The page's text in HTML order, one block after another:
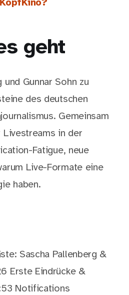
geht
und Gunnar Sohn zu
des deutschen
Gemeinsam
Livestreams in der
Fatigue, neue
Live-Formate eine
haben.
Sascha Pallenberg &
Erste Eindrücke &
Notifications